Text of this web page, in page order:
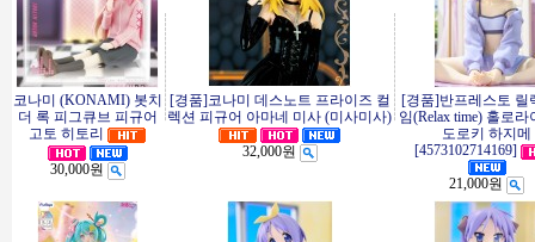
코나미 (KONAMI) 봇치
더 록 피그큐브 피규어
고토 히토리
30,000원
[경품]코나미 데스노트 프라이즈 컬
렉션 피규어 아마네 미사 (미사미사)
32,000원
[경품]반프레스토 릴
임(Relax time) 홀로라
도로키 하지메
[4573102714169]
21,000원